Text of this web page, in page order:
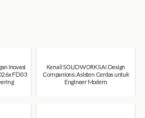
Inovasi
FD03
Kenali SOLIDWORKS AI Design
Companions: Asisten Cerdas untuk
Engineer Modern